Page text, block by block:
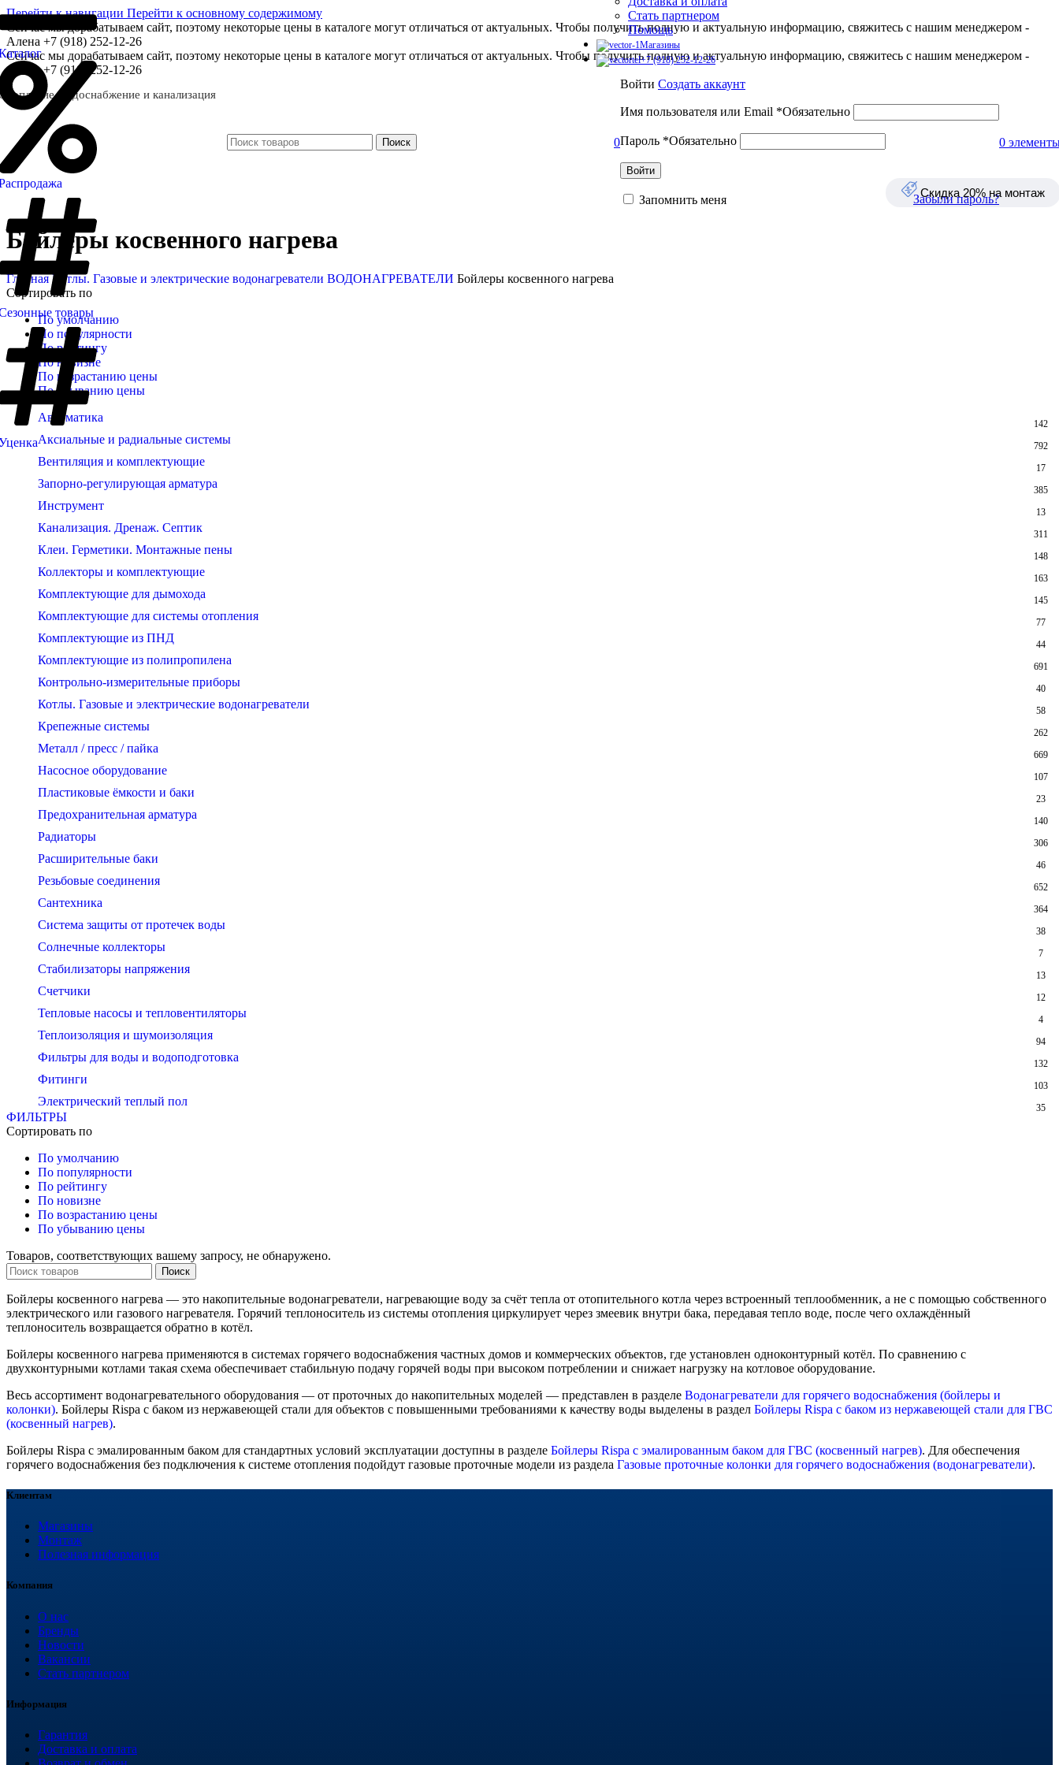
Перейти к навигации Перейти к основному содержимому
Сейчас мы дорабатываем сайт, поэтому некоторые цены в каталоге могут отличаться от актуальных. Чтобы получить полную и актуальную информацию, свяжитесь с нашим менеджером -
Алена +7 (918) 252-12-26
Сейчас мы дорабатываем сайт, поэтому некоторые цены в каталоге могут отличаться от актуальных. Чтобы получить полную и актуальную информацию, свяжитесь с нашим менеджером -
Алена +7 (918) 252-12-26
водоснабжение и канализация
Стать партнером
Помощь
Магазины
+7 (918) 252-12-26
Заказать звонок
Менеджер свяжется сразу, как освободится
Имя
Телефон
Поиск 0
Войти Создать аккаунт
Имя пользователя или Email *Обязательно
Пароль *Обязательно
Войти
Забыли пароль?
Запомнить меня
0
товары
Скидка 20% на монтаж
Бойлеры косвенного нагрева
ГлавнаяКотлы. Газовые и электрические водонагреватели ВОДОНАГРЕВАТЕЛИ Бойлеры косвенного нагрева
Сортировать по
По умолчанию
По популярности
По рейтингу
По новизне
По возрастанию цены
По убыванию цены
Автоматика
142
Аксиальные и радиальные системы 792
Вентиляция и комплектующие 17
Запорно-регулирующая арматура 385
Инструмент 13
Канализация. Дренаж. Септик 311
Клеи. Герметики. Монтажные пены 148
Коллекторы и комплектующие 163
Комплектующие для дымохода 145
Комплектующие для системы отопления 77
Комплектующие из ПНД 44
Комплектующие из полипропилена 691
Контрольно-измерительные приборы 40
Котлы. Газовые и электрические водонагреватели 58
Крепежные системы 262
Металл / пресс / пайка 669
Насосное оборудование 107
Пластиковые ёмкости и баки 23
Предохранительная арматура 140
Радиаторы 306
Расширительные баки 46
Резьбовые соединения 652
Сантехника 364
Система защиты от протечек воды 38
Солнечные коллекторы 7
Стабилизаторы напряжения 13
Счетчики 12
Тепловые насосы и тепловентиляторы 4
Теплоизоляция и шумоизоляция 94
Фильтры для воды и водоподготовка 132
Фитинги 103
Электрический теплый пол 35
ФИЛЬТРЫ
Сортировать по
По умолчанию
По популярности
По рейтингу
По новизне
По возрастанию цены
По убыванию цены
Товаров, соответствующих вашему запросу, не обнаружено.
Поиск
Бойлеры косвенного нагрева — это накопительные водонагреватели, нагревающие воду за счёт тепла от отопительного котла через встроенный теплообменник, а не с помощью собственного
электрического или газового нагревателя. Горячий теплоноситель из системы отопления циркулирует через змеевик внутри бака, передавая тепло воде, после чего охлаждённый
теплоноситель возвращается обратно в котёл.
Бойлеры косвенного нагрева применяются в системах горячего водоснабжения частных домов и коммерческих объектов, где установлен одноконтурный котёл. По сравнению с
двухконтурными котлами такая схема обеспечивает стабильную подачу горячей воды при высоком потреблении и снижает нагрузку на котловое оборудование.
Весь ассортимент водонагревательного оборудования — от проточных до накопительных моделей — представлен в разделе Водонагреватели для горячего водоснабжения (бойлеры и
колонки). Бойлеры Rispa с баком из нержавеющей стали для объектов с повышенными требованиями к качеству воды выделены в раздел Бойлеры Rispa с баком из нержавеющей стали для ГВС
(косвенный нагрев).
Бойлеры Rispa с эмалированным баком для стандартных условий эксплуатации доступны в разделе Бойлеры Rispa с эмалированным баком для ГВС (косвенный нагрев). Для обеспечения
горячего водоснабжения без подключения к системе отопления подойдут газовые проточные модели из раздела Газовые проточные колонки для горячего водоснабжения (водонагреватели).
Клиентам
Магазины
Монтаж
Полезная информация
Компания
О нас
Бренды
Новости
Вакансии
Стать партнером
Информация
Гарантия
Доставка и оплата